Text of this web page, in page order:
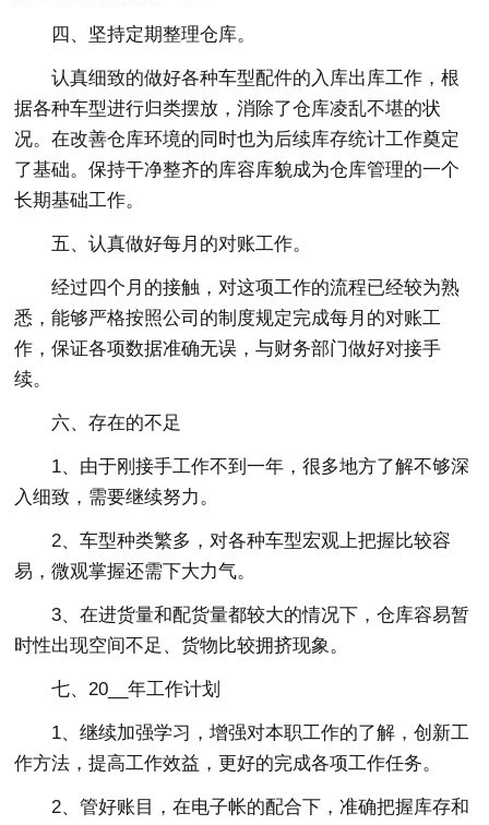
四、坚持定期整理仓库。
认真细致的做好各种车型配件的入库出库工作，根
据各种车型进行归类摆放，消除了仓库凌乱不堪的状
况。在改善仓库环境的同时也为后续库存统计工作奠定
了基础。保持干净整齐的库容库貌成为仓库管理的一个
长期基础工作。
五、认真做好每月的对账工作。
经过四个月的接触，对这项工作的流程已经较为熟
悉，能够严格按照公司的制度规定完成每月的对账工
作，保证各项数据准确无误，与财务部门做好对接手
续。
六、存在的不足
1、由于刚接手工作不到一年，很多地方了解不够深
入细致，需要继续努力。
2、车型种类繁多，对各种车型宏观上把握比较容
易，微观掌握还需下大力气。
3、在进货量和配货量都较大的情况下，仓库容易暂
时性出现空间不足、货物比较拥挤现象。
七、20__年工作计划
1、继续加强学习，增强对本职工作的了解，创新工
作方法，提高工作效益，更好的完成各项工作任务。
2、管好账目，在电子帐的配合下，准确把握库存和